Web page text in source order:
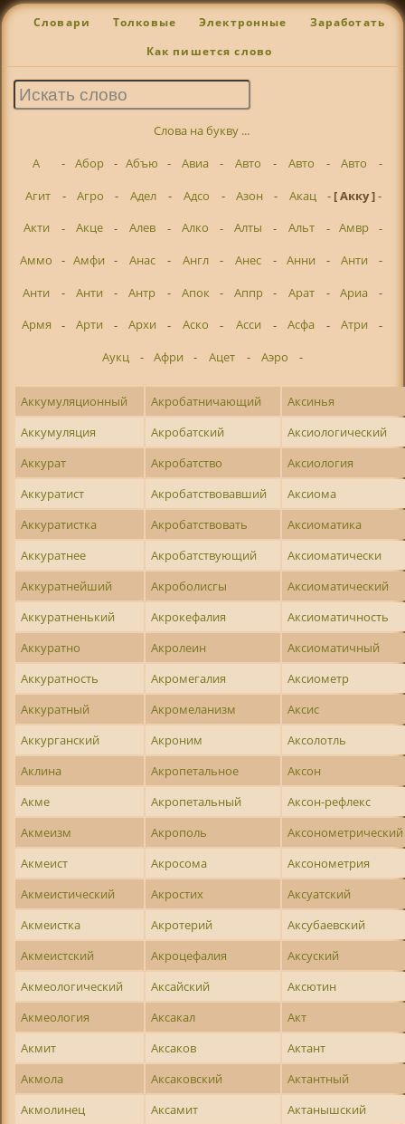
Словари Толковые Электронные Заработать
Как пишется слово
Слова на букву ...
А
- Абор - Абъю - Авиа - Авто - Авто - Авто
-
Агит
- Агро - Адел - Адсо - Азон - Акац - [ Акку ]-
Акти
- Акце - Алев - Алко - Алты - Альт - Амвр
-
Аммо
- Амфи - Анас - Англ - Анес - Анни - Анти
-
Анти
- Анти - Антр - Апок - Аппр - Арат - Ариа
-
Армя
- Арти - Архи - Аско - Асси - Асфа - Атри
-
Аукц
- Афри - Ацет - Аэро -
Аккумуляционный Акробатничающий
Аксинья
Аккумуляция
Акробатский
Аксиологический
Аккурат
Акробатство
Аксиология
Аккуратист
Акробатствовавший
Аксиома
Аккуратистка
Акробатствовать
Аксиоматика
Аккуратнее
Акробатствующий
Аксиоматически
Аккуратнейший
Акроболисгы
Аксиоматический
Аккуратненький
Акрокефалия
Аксиоматичность
Аккуратно
Акролеин
Аксиоматичный
Аккуратность
Акромегалия
Аксиометр
Аккуратный
Акромеланизм
Аксис
Аккурганский
Акроним
Аксолотль
Аклина
Акропетальное
Аксон
Акме
Акропетальный
Аксон-рефлекс
Акмеизм
Акрополь
Аксонометрический
Акмеист
Акросома
Аксонометрия
Акмеистический
Акростих
Аксуатский
Акмеистка
Акротерий
Аксубаевский
Акмеистский
Акроцефалия
Аксуский
Акмеологический
Аксайский
Аксютин
Акмеология
Аксакал
Акт
Акмит
Аксаков
Актант
Акмола
Аксаковский
Актантный
Акмолинец
Аксамит
Актанышский